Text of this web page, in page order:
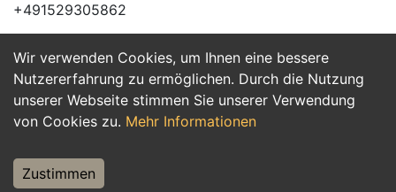
Wir verwenden Cookies, um Ihnen eine bessere
Nutzererfahrung zu ermöglichen. Durch die Nutzung
unserer Webseite stimmen Sie unserer Verwendung
von Cookies zu. Mehr Informationen
Zustimmen
+491529305862
Jetzt Bewerben